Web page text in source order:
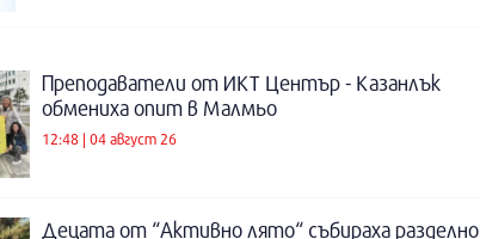
Преподаватели от ИКТ Център - Казанлък
обмениха опит в Малмьо
12:48 | 04 август 26
Децата от “Активно лято“ събираха разделно